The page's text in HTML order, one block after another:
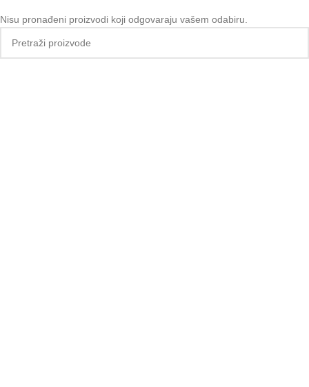
Nisu pronađeni proizvodi koji odgovaraju vašem odabiru.